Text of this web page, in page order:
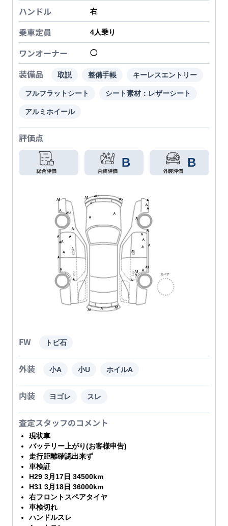
ハンドル 右
乗車定員 4人乗り
ワンオーナー ◯
装備品 取説 整備手帳 キーレスエントリー
フルフラットシート シート素材：レザーシート
アルミホイール
評価点
B B
FW トビ石
外装 小A 小U ホイルA
内装 ヨゴレ スレ
査定スタッフのコメント
現状車
バッテリー上がり(お客様申告)
走行距離確認出来ず
車検証
H29 3月17日 34500km
H31 3月18日 36000km
右フロントスペアタイヤ
車検切れ
ハンドルスレ